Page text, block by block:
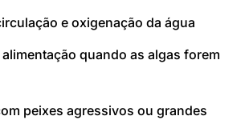
e oxigenação da água
alimentação quando as algas forem
peixes agressivos ou grandes